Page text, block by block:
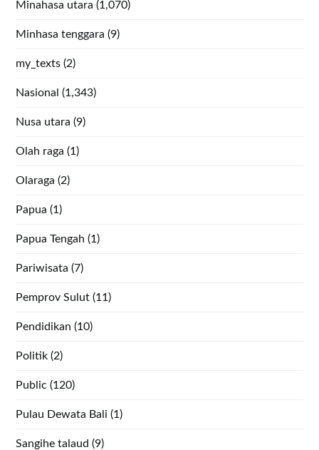
Minahasa utara (1,070)
Minhasa tenggara (9)
my_texts (2)
Nasional (1,343)
Nusa utara (9)
Olah raga (1)
Olaraga (2)
Papua (1)
Papua Tengah (1)
Pariwisata (7)
Pemprov Sulut (11)
Pendidikan (10)
Politik (2)
Public (120)
Pulau Dewata Bali (1)
Sangihe talaud (9)